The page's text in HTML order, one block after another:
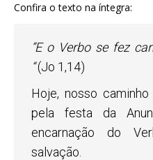
Confira o texto na íntegra:
“E o Verbo se fez
“(Jo 1,14)
Hoje, nosso
pela festa da
encarnação do
salvação.